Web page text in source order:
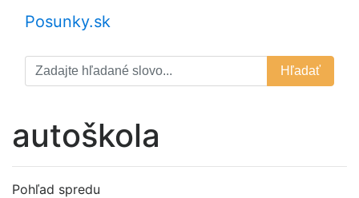
Posunky.sk
Hľadať
autoškola
Pohľad spredu